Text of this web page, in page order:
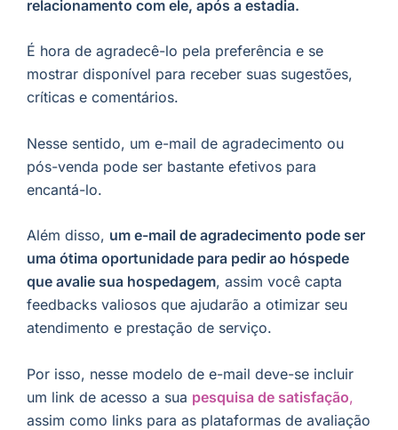
relacionamento com ele, após a estadia.
É hora de agradecê-lo pela preferência e se
mostrar disponível para receber suas sugestões,
críticas e comentários.
Nesse sentido, um e-mail de agradecimento ou
pós-venda pode ser bastante efetivos para
encantá-lo.
Além disso, um e-mail de agradecimento pode ser
uma ótima oportunidade para pedir ao hóspede
que avalie sua hospedagem, assim você capta
feedbacks valiosos que ajudarão a otimizar seu
atendimento e prestação de serviço.
Por isso, nesse modelo de e-mail deve-se incluir
um link de acesso a sua pesquisa de satisfação,
assim como links para as plataformas de avaliação